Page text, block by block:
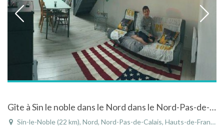
Gîte à Sin le noble dans le Nord dans le Nord-Pas-de-Calais
Sin-le-Noble (22 km), Nord, Nord-Pas-de-Calais, Hauts-de-France, France